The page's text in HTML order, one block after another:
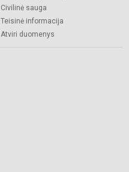
Civilinė sauga
Teisinė informacija
Atviri duomenys